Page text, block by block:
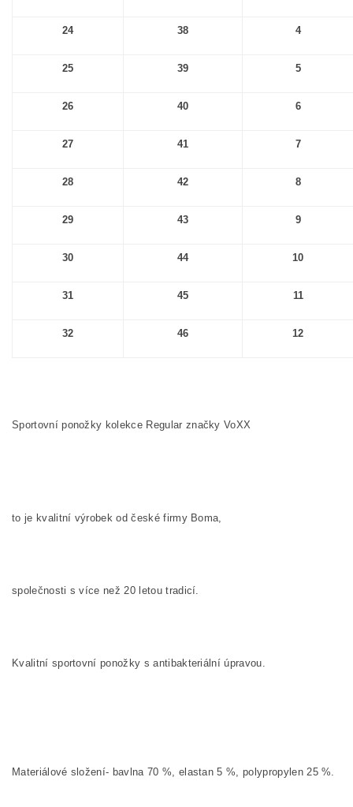
24 38 4
25 39 5
26 40 6
27 41 7
28 42 8
29 43 9
30 44 10
31 45 11
32 46 12
Sportovní ponožky kolekce Regular značky VoXX
to je kvalitní výrobek od české firmy Boma,
společnosti s více než 20 letou tradicí.
Kvalitní sportovní ponožky s antibakteriální úpravou.
Materiálové složení- bavlna 70 %, elastan 5 %,polypropylen 25 %.